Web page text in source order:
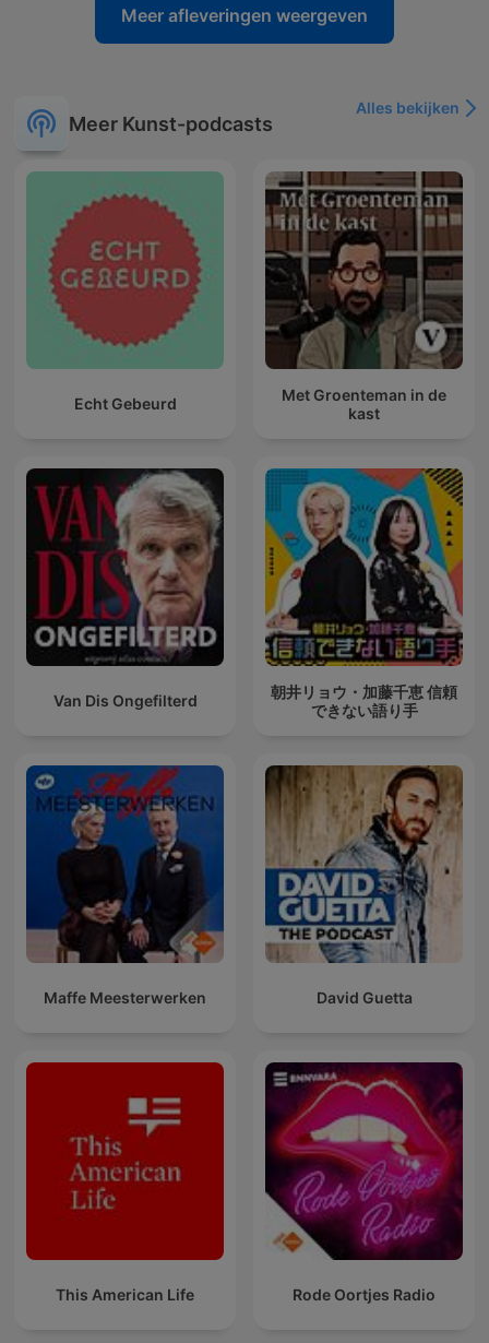
Meer afleveringen weergeven
Meer Kunst-podcasts
Alles bekijken
Echt Gebeurd
Met Groenteman in de
kast
Van Dis Ongefilterd
朝井リョウ・加藤千恵 信頼
できない語り手
Maffe Meesterwerken David Guetta
This American Life Rode Oortjes Radio